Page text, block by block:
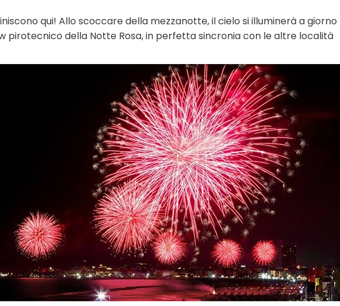
qui! Allo scoccare della mezzanotte, il cielo si illuminerà a giorno
pirotecnico della Notte Rosa, in perfetta sincronia con le altre località